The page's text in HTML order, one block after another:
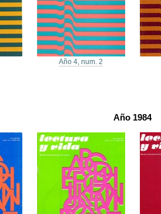
Año 4, num. 2
Año 1984